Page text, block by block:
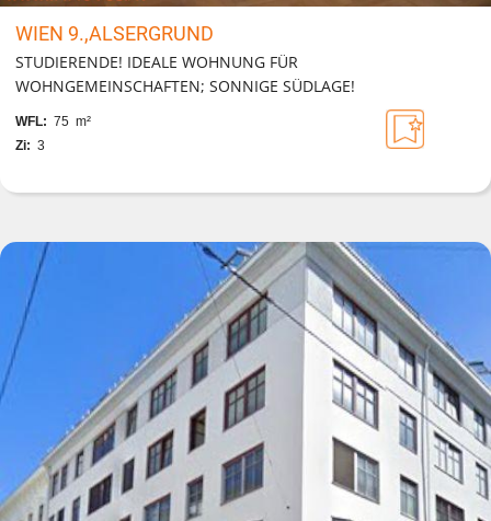
WIEN 9.,ALSERGRUND
STUDIERENDE! IDEALE WOHNUNG FÜR
WOHNGEMEINSCHAFTEN; SONNIGE SÜDLAGE!
WFL: 75 m²
Zi: 3